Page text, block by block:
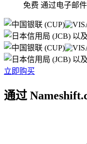
免费 通过电子邮
以
以
立即购买
通过